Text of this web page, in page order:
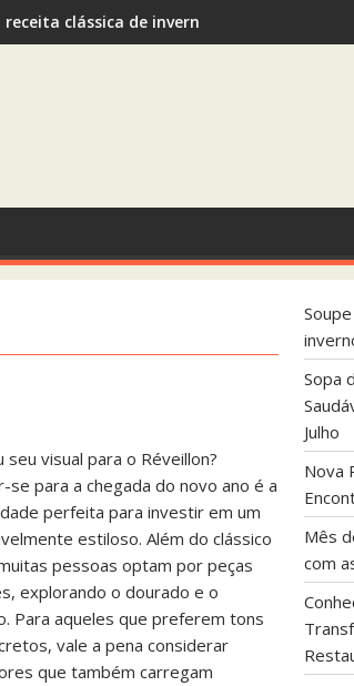
clássica de inverno recomendada
A Escolha Saudável e Funcional que
seu visual para o Réveillon?
se para a chegada do novo ano é a
perfeita para investir em um
estiloso. Além do clássico
pessoas optam por peças
explorando o dourado e o
Para aqueles que preferem tons
vale a pena considerar
que também carregam
Sopa
Julho
Nova
Mês
com